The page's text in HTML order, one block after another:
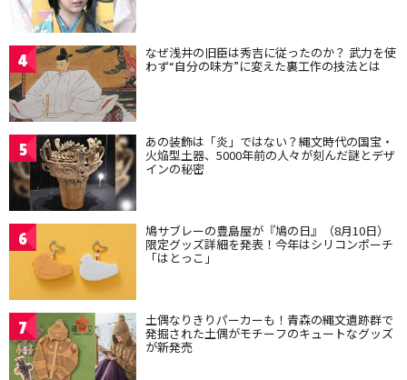
4 なぜ浅井の旧臣は秀吉に従ったのか？ 武力を使
わず“自分の味方”に変えた裏工作の技法とは
5 あの装飾は「炎」ではない？縄文時代の国宝・
火焔型土器、5000年前の人々が刻んだ謎とデザ
インの秘密
6 鳩サブレーの豊島屋が『鳩の日』（8月10日）
限定グッズ詳細を発表！今年はシリコンポーチ
「はとっこ」
7 土偶なりきりパーカーも！青森の縄文遺跡群で
発掘された土偶がモチーフのキュートなグッズ
が新発売